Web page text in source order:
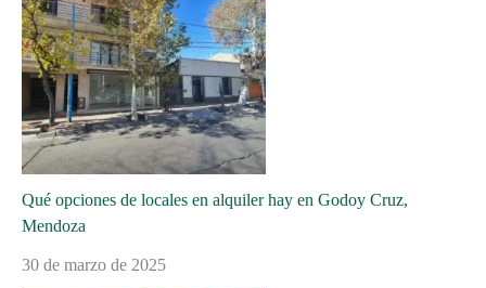
Qué opciones de locales en alquiler hay en Godoy Cruz,
Mendoza
30 de marzo de 2025